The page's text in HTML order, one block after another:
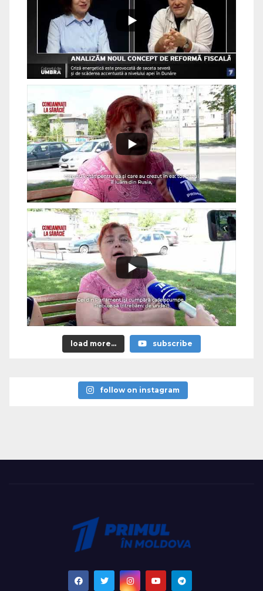
load more... subscribe
follow on instagram